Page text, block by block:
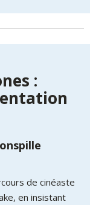
:
de cinéaste
en insistant